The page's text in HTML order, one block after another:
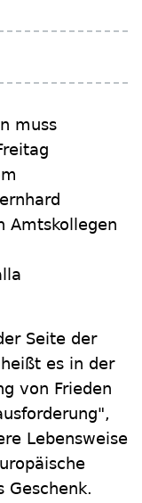
muss
Amtskollegen
Seite der
es in der
von Frieden
Lebensweise
Geschenk.